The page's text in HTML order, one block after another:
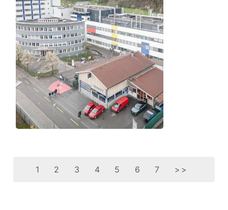
1 2 3 4 5 6 7 >>